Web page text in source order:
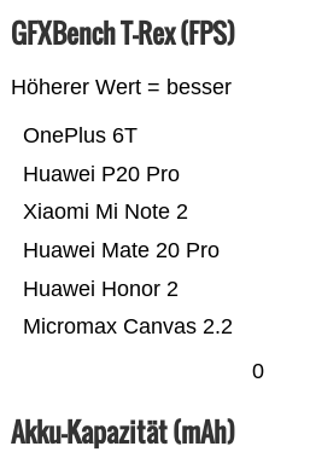
GFXBench T-Rex (FPS)
Höherer Wert = besser
Micromax Canvas 2.2
Huawei Honor 2
Huawei Mate 20 Pro
Xiaomi Mi Note 2
Huawei P20 Pro
OnePlus 6T
0
Akku-Kapazität (mAh)